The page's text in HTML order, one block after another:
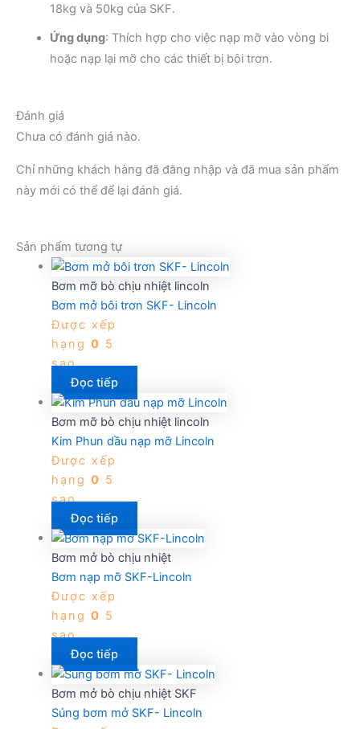
18kg và 50kg của SKF.
Ứng dụng: Thích hợp cho việc nạp mỡ vào vòng bi
hoặc nạp lại mỡ cho các thiết bị bôi trơn.
Đánh giá
Chưa có đánh giá nào.
Chỉ những khách hàng đã đăng nhập và đã mua sản phẩm
này mới có thể để lại đánh giá.
Sản phẩm tương tự
Bơm mỡ bò chịu nhiệt lincoln
Bơm mở bôi trơn SKF- Lincoln
Được xếp
hạng 0 5
sao
Đọc tiếp
Bơm mỡ bò chịu nhiệt lincoln
Kim Phun dầu nạp mỡ Lincoln
Được xếp
hạng 0 5
sao
Đọc tiếp
Bơm mở bò chịu nhiệt
Bơm nạp mỡ SKF-Lincoln
Được xếp
hạng 0 5
sao
Đọc tiếp
Bơm mở bò chịu nhiệt SKF
Súng bơm mở SKF- Lincoln